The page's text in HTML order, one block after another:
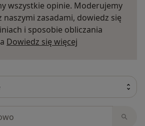
wszystkie opinie. Moderujemy
naszymi zasadami, dowiedz się
i sposobie obliczania
Dowiedz się więcej